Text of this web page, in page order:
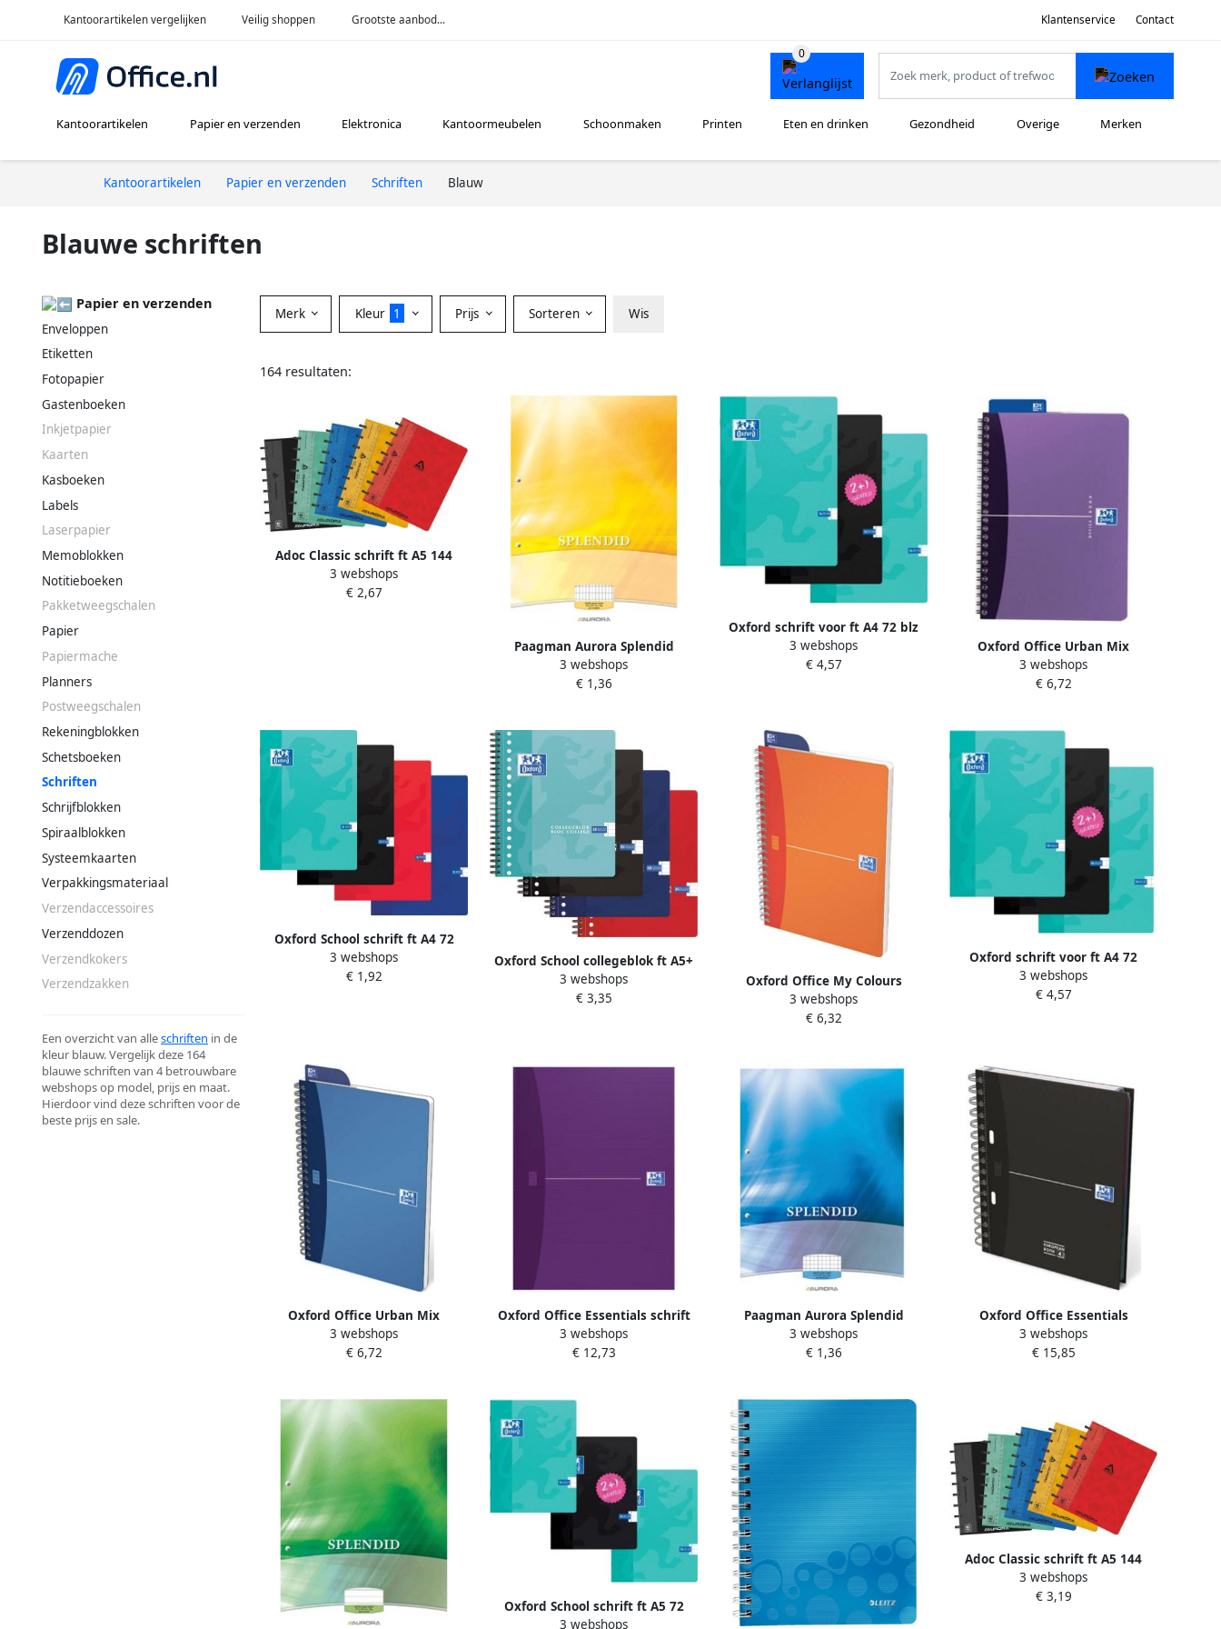
Kantoorartikelen vergelijken Veilig shoppen Grootste aanbod... Klantenservice Contact
Kantoorartikelen Papier en verzenden Elektronica Kantoormeubelen Schoonmaken Printen Eten en drinken Gezondheid Overige Merken
Kantoorartikelen Papier en verzenden Schriften Blauw
Blauwe schriften
Papier en verzenden
Enveloppen
Etiketten
Fotopapier
Gastenboeken
Inkjetpapier
Kaarten
Kasboeken
Labels
Laserpapier
Memoblokken
Notitieboeken
Pakketweegschalen
Papier
Papiermache
Planners
Postweegschalen
Rekeningblokken
Schetsboeken
Schriften
Schrijfblokken
Spiraalblokken
Systeemkaarten
Verpakkingsmateriaal
Verzendaccessoires
Verzenddozen
Verzendkokers
Verzendzakken
Een overzicht van alleschriften in de
kleur blauw. Vergelijk deze 164
blauwe schriften van 4 betrouwbare
webshops op model, prijs en maat.
Hierdoor vind deze schriften voor de
beste prijs en sale.
Merk Kleur 1 Prijs Sorteren Wis
164 resultaten:
Adoc Classic schrift ft A5 144
bladzijden gelijnd geassorteerde
kleuren
3 webshops
€ 2,67
Paagman Aurora Splendid
cursusblok ft A4 70 g m² 2-
gaatsperforatie commercieel
3 webshops
€ 1,36
Oxford schrift voor ft A4 72 blz
met kantlijn gelijnd voordeelpak
van 3 stuks geassorteerde
3 webshops
€ 4,57
Oxford Office Urban Mix
spiraalschrift 180 bladzijden ft A5
geruit 5 mm
3 webshops
€ 6,72
Oxford School schrift ft A4 72
bladzijden met kantlijn gelijnd
geassorteerde kleuren
3 webshops
€ 1,92
Oxford School collegeblok ft A5+
160 bladzijden 17 gaatjes kantlijn
gelijnd geassorteerde kleuren
3 webshops
€ 3,35
Oxford Office My Colours
spiraalschrift 180 bladzijden ft A5
gelijnd geassorteerde kleuren
3 webshops
€ 6,32
Oxford schrift voor ft A4 72
bladzijden met kantlijn geruit 10
mm geassorteerde kleuren 2+1
3 webshops
€ 4,57
Oxford Office Urban Mix
spiraalschrift 180 bladzijden ft A5
gelijnd
3 webshops
€ 6,72
Oxford Office Essentials schrift
harde kaft 192 bladzijden ft A4
gelijnd geassorteerde kleuren
3 webshops
€ 12,73
Paagman Aurora Splendid
cursusblok ft A4 70 g m² 2-
gaatsperforatie geruit 5 mm 100
3 webshops
€ 1,36
Oxford Office Essentials
European Book 240 bladzijden ft
A4+ gelijnd geassorteerde
3 webshops
€ 15,85
Oxford School schrift ft A5 72
bladzijden kantlijn gelijnd pak
3 webshops
Adoc Classic schrift ft A5 144
bladzijden commercieel geruit
geassorteerde kleuren
3 webshops
€ 3,19